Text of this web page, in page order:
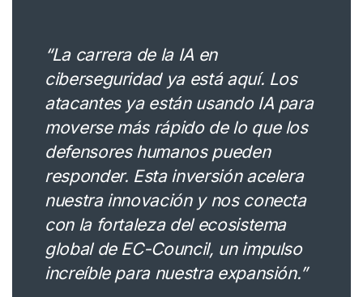
“La carrera de la IA en
ciberseguridad ya está aquí. Los
atacantes ya están usando IA para
moverse más rápido de lo que los
defensores humanos pueden
responder. Esta inversión acelera
nuestra innovación y nos conecta
con la fortaleza del ecosistema
global de EC-Council, un impulso
increíble para nuestra expansión.”